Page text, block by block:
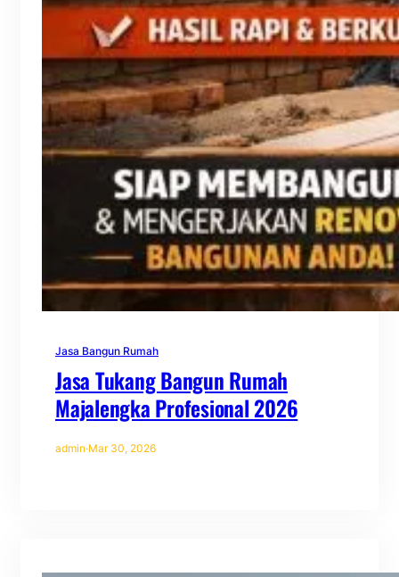
Jasa Bangun Rumah
Jasa Tukang Bangun Rumah
Majalengka Profesional 2026
admin·Mar 30, 2026